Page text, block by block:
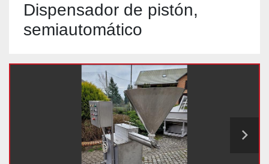
Dispensador de pistón,
semiautomático